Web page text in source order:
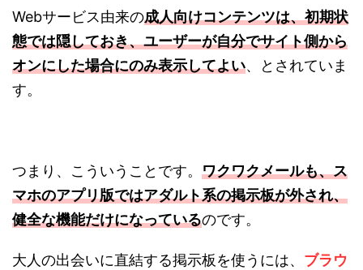
Webサービス由来の成人向けコンテンツは、初期状
態では隠しておき、ユーザーが自分でサイト側から
オンにした場合にのみ表示してよい、とされていま
す。
つまり、こういうことです。 ワクワクメールも、ス
マホのアプリ版ではアダルト系の掲示板が外され、
健全な機能だけになっているのです。
大人の出会いに直結する掲示板を使うには、 ブラウ